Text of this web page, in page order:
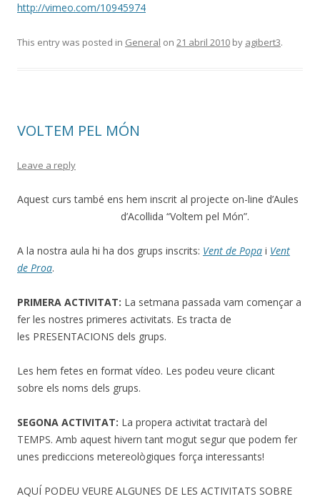
http://vimeo.com/10945974
This entry was posted in General on 21 abril 2010 by agibert3.
VOLTEM PEL MÓN
Leave a reply
Aquest curs també ens hem inscrit al projecte on-line d’Aules
d’Acollida “Voltem pel Món”.
A la nostra aula hi ha dos grups inscrits: Vent de Popa i Vent
de Proa.
PRIMERA ACTIVITAT: La setmana passada vam començar a
fer les nostres primeres activitats. Es tracta de
les PRESENTACIONS dels grups.
Les hem fetes en format vídeo. Les podeu veure clicant
sobre els noms dels grups.
SEGONA ACTIVITAT: La propera activitat tractarà del
TEMPS. Amb aquest hivern tant mogut segur que podem fer
unes prediccions metereològiques força interessants!
AQUÍ PODEU VEURE ALGUNES DE LES ACTIVITATS SOBRE